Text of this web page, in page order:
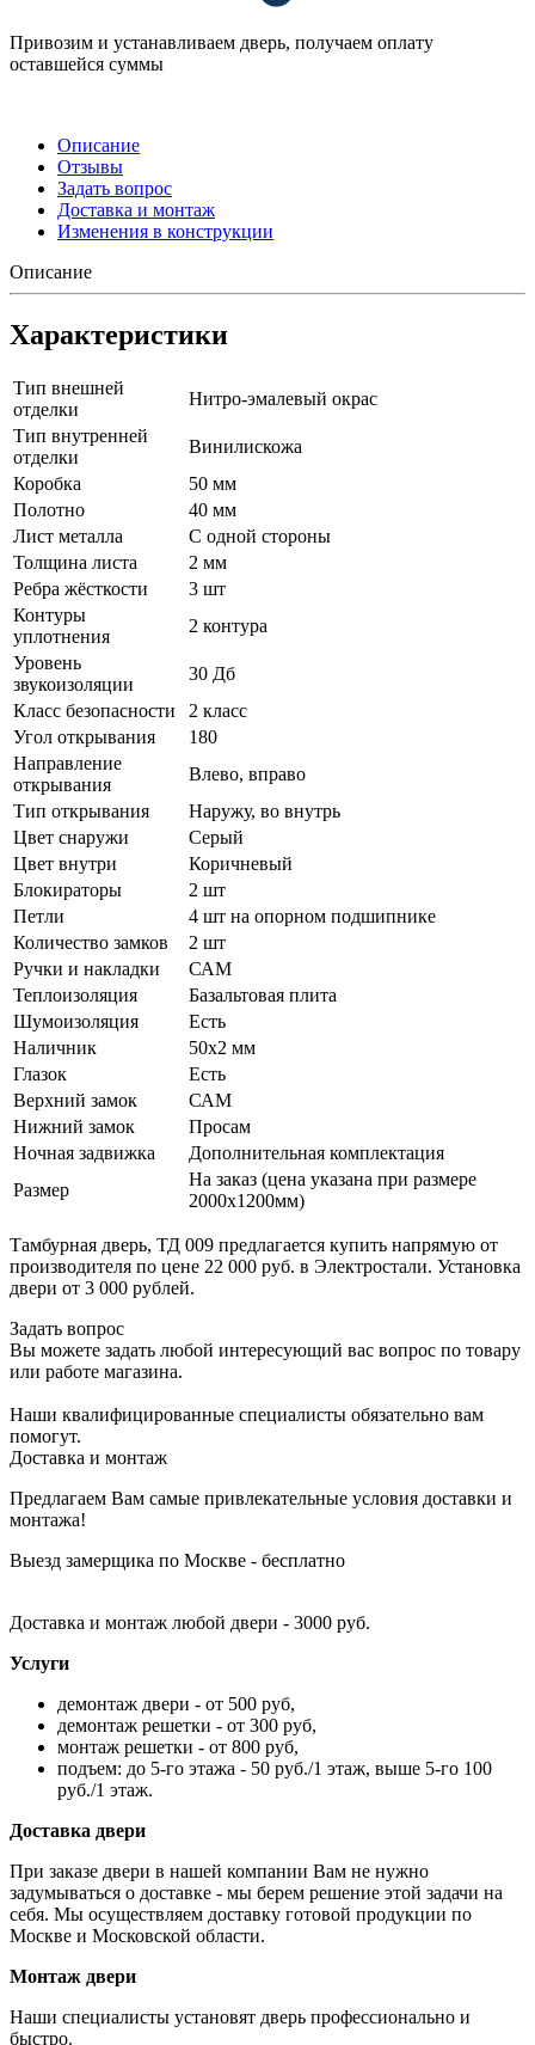
Привозим и устанавливаем дверь, получаем оплату
оставшейся суммы
Описание
Отзывы
Задать вопрос
Доставка и монтаж
Изменения в конструкции
Описание
Характеристики
Тип внешней
отделки
Нитро-эмалевый окрас
Тип внутренней
отделки
Винилискожа
Коробка
50 мм
Полотно
40 мм
Лист металла
С одной стороны
Толщина листа
2 мм
Ребра жёсткости
3 шт
Контуры
уплотнения
2 контура
Уровень
звукоизоляции
30 Дб
Класс безопасности
2 класс
Угол открывания
180
Направление
открывания
Влево, вправо
Тип открывания
Наружу, во внутрь
Цвет снаружи
Серый
Цвет внутри
Коричневый
Блокираторы
2 шт
Петли
4 шт на опорном подшипнике
Количество замков
2 шт
Ручки и накладки
САМ
Теплоизоляция
Базальтовая плита
Шумоизоляция
Есть
Наличник
50х2 мм
Глазок
Есть
Верхний замок
САМ
Нижний замок
Просам
Ночная задвижка
Дополнительная комплектация
Размер
На заказ (цена указана при размере
2000х1200мм)
Тамбурная дверь, ТД 009 предлагается купить напрямую от
производителя по цене 22 000 руб. в Электростали. Установка
двери от 3 000 рублей.
Задать вопрос
Вы можете задать любой интересующий вас вопрос по товару
или работе магазина.
Наши квалифицированные специалисты обязательно вам
помогут.
Доставка и монтаж
Предлагаем Вам самые привлекательные условия доставки и
монтажа!
Выезд замерщика по Москве - бесплатно
Доставка и монтаж любой двери - 3000 руб.
Услуги
демонтаж двери - от 500 руб,
демонтаж решетки - от 300 руб,
монтаж решетки - от 800 руб,
подъем: до 5-го этажа - 50 руб./1 этаж, выше 5-го 100
руб./1 этаж.
Доставка двери
При заказе двери в нашей компании Вам не нужно
задумываться о доставке - мы берем решение этой задачи на
себя. Мы осуществляем доставку готовой продукции по
Москве и Московской области.
Монтаж двери
Наши специалисты установят дверь профессионально и
быстро.